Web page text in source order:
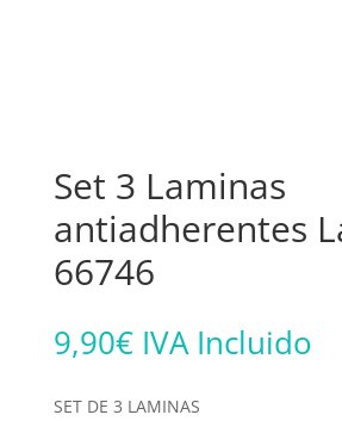
Set 3 Laminas
antiadherentes
66746
9,90€ IVA Incluido
SET DE 3 LAMINAS